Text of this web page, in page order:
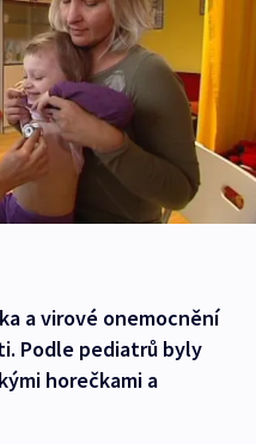
a virové onemocnění
Podle pediatrů byly
horečkami a